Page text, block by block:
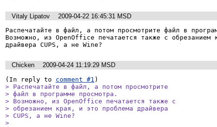
Vitaly Lipatov
2009-04-22 16:45:31 MSD
Распечатайте в файл, а потом просмотрите файл в
Возможно, из OpenOffice печатается также с обрезанием
драйвера CUPS, а не Wine?
Chicken
2009-04-24 11:19:29 MSD
(In reply to comment #1
> Распечатайте в файл, а потом просмотрите
> файл в программе просмотра.
> Возможно, из OpenOffice печатается также с
> обрезанием края, и это проблема драйвера
> CUPS, а не Wine?
>